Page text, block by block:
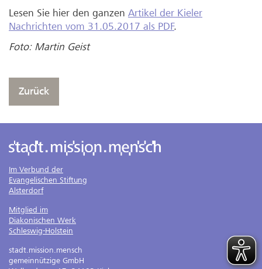
Lesen Sie hier den ganzen Artikel der Kieler
Nachrichten vom 31.05.2017 als PDF.
Foto: Martin Geist
Zurück
Im Verbund der
Evangelischen Stiftung
Alsterdorf
Mitglied im
Diakonischen Werk
Schleswig-Holstein
stadt.mission.mensch
gemeinnützige GmbH